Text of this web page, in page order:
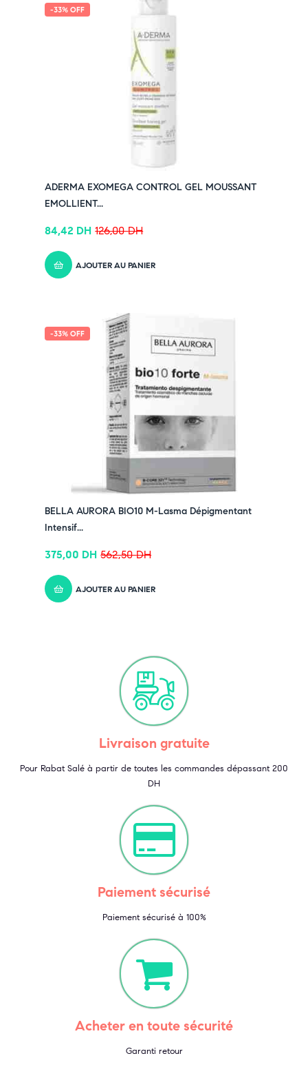
-33% OFF
ADERMA EXOMEGA CONTROL GEL MOUSSANT
EMOLLIENT...
126,00DH
84,42 DH
AJOUTER AU PANIER
-33% OFF
BELLA AURORA BIO10 M-Lasma Dépigmentant
Intensif...
562,50DH
375,00 DH
AJOUTER AU PANIER
Livraison gratuite
Pour Rabat Salé à partir de toutes les commandes dépassant 200
DH
Paiement sécurisé
Paiement sécurisé à 100%
Acheter en toute sécurité
Garanti retour